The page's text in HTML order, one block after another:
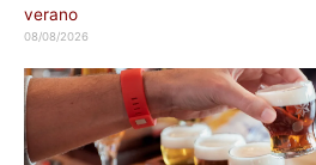
verano
08/08/2026